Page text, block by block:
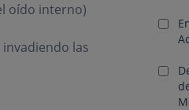
oído interno)
las